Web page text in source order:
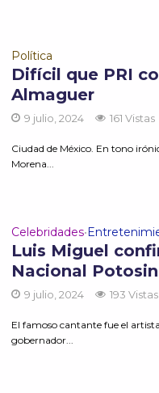
Política
Difícil que PRI
Almaguer
9 julio, 2024 161 Vistas
Ciudad de México. En tono
Morena...
Celebridades•
Luis Miguel
Nacional
9 julio, 2024 193 Vistas
El famoso cantante fue el
gobernador...